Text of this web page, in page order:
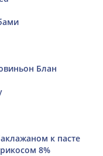
Блан
к пасте
8%